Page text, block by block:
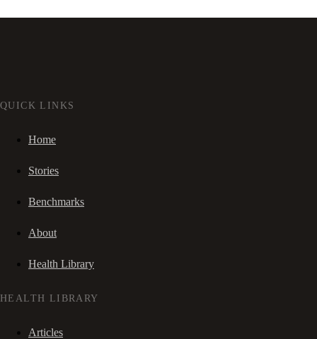
QUICK LINKS
Home
Stories
Benchmarks
About
Health Library
HEALTH LIBRARY
Articles